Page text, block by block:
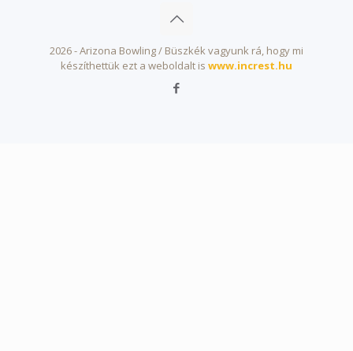
2026 - Arizona Bowling / Büszkék vagyunk rá, hogy mi
készíthettük ezt a weboldalt is www.increst.hu